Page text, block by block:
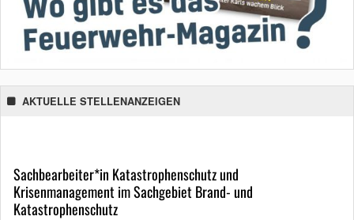
AKTUELLE STELLENANZEIGEN
Sachbearbeiter*in Katastrophenschutz und
Krisenmanagement im Sachgebiet Brand- und
Katastrophenschutz